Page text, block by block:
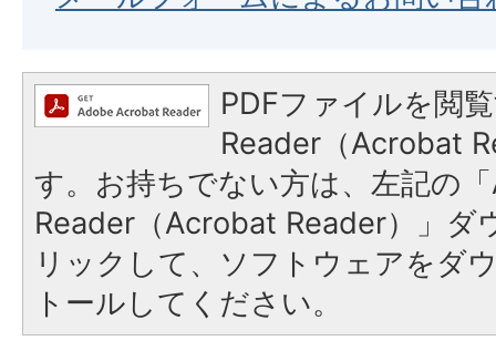
PDFファイルを閲
Reader（Acrobat
す。お持ちでない方は、左記の
Reader（Acrobat Reader）」ダ
リックして、ソフトウェアをダ
トールしてください。